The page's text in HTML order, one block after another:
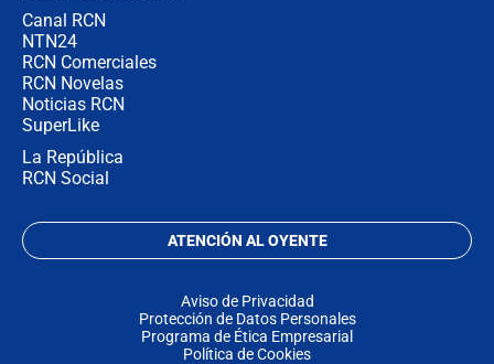
Canal RCN
NTN24
RCN Comerciales
RCN Novelas
Noticias RCN
SuperLike
La República
RCN Social
ATENCIÓN AL OYENTE
Aviso de Privacidad
Protección de Datos Personales
Programa de Ética Empresarial
Política de Cookies